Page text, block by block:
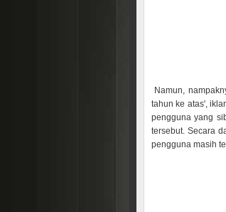
Namun,
tahun ke atas',
pengguna yang
tersebut. Secara
pengguna masih